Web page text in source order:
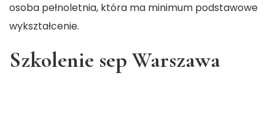
osoba pełnoletnia, która ma minimum podstawowe
wykształcenie.
Szkolenie sep Warszawa